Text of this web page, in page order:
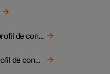
Modifier le nom d'un profil de conducteur
Associer la clé à un profil de conducteur